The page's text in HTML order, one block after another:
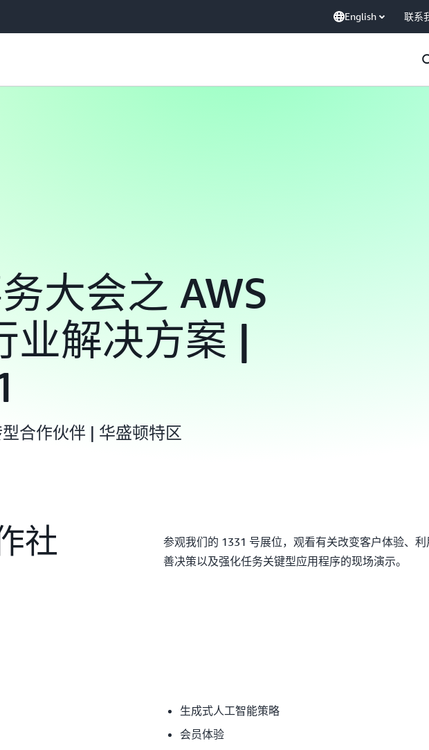
English 联系
大会之 AWS
业解决方案 |
合作伙伴 | 华盛顿特区
社
参观我们的 1331 号展位，观看有关改变客户体验、
善决策以及强化任务关键型应用程序的现场演示。
生成式人工智能策略
会员体验